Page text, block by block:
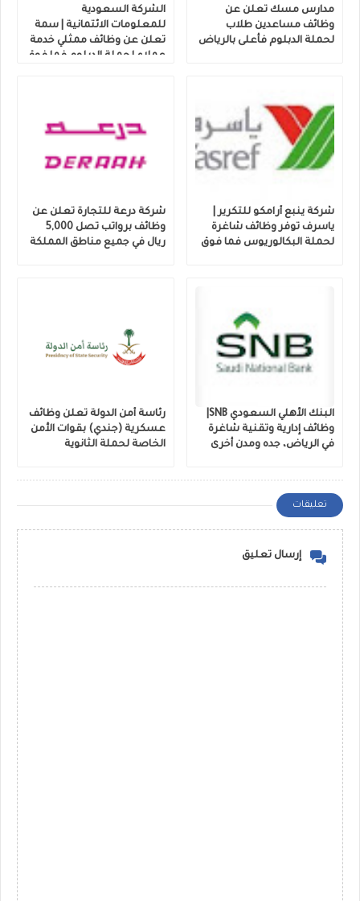
مدارس مسك تعلن عن
وظائف مساعدين طلاب
لحملة الدبلوم فأعلى بالرياض
الشركة السعودية
للمعلومات الائتمانية | سمة
تعلن عن وظائف ممثلي خدمة
عملاء لحملة الدبلوم فما فوق
شركة ينبع أرامكو للتكرير |
ياسرف توفر وظائف شاغرة
لحملة البكالوريوس فما فوق
شركة درعة للتجارة تعلن عن
وظائف برواتب تصل 5,000
ريال في جميع مناطق المملكة
وظائف إدارية وتقنية شاغرة
في الرياض، جده ومدن أخرى
رئاسة أمن الدولة تعلن وظائف
عسكرية (جندي) بقوات الأمن
الخاصة لحملة الثانوية
تعليقات
إرسال تعليق